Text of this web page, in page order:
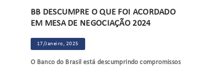
BB DESCUMPRE O QUE FOI ACORDADO
EM MESA DE NEGOCIAÇÃO 2024
17/Janeiro, 2025
O Banco do Brasil está descumprindo compromissos